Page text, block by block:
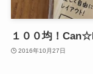
１００均！
2016年10月27日